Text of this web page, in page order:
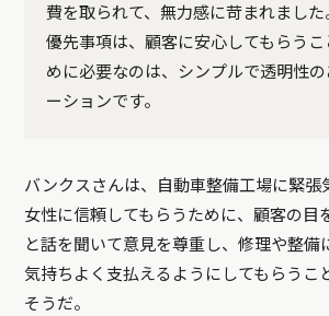
費を取られて、無力感に苛まれました
優先事項は、顧客に安心してもらう
めに必要なのは、シンプルで透明性
ーションです。
バンクスさんは、自動車整備工場に緊張
女性に信頼してもらうために、顧客の目
と話を聞いて意見を尊重し、修理や整備
気持ちよく支払えるようにしてもらうこ
そうだ。